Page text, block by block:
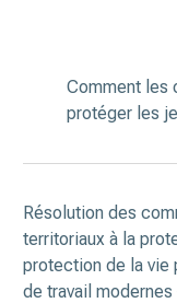
Comment les
protéger les
Résolution des
territoriaux à la
protection de la vie
de travail